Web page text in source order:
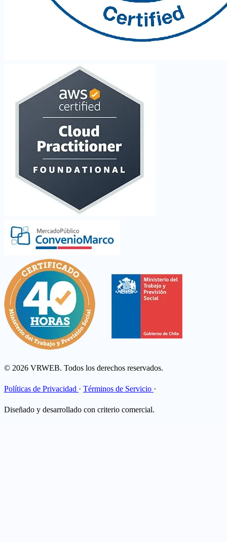
© 2026 VRWEB. Todos los derechos reservados.
Políticas de Privacidad · Términos de Servicio ·
Diseñado y desarrollado con criterio comercial.